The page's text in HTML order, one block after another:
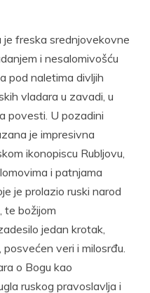
freska srednjovekovne
i nesalomivošću
pod naletima divljih
vladara u zavadi, u
povesti. U pozadini
je impresivna
ikonopiscu Rubljovu,
i patnjama
je prolazio ruski narod
te božijom
jedan krotak,
veri i milosrđu.
o Bogu kao
ruskog pravoslavlja i